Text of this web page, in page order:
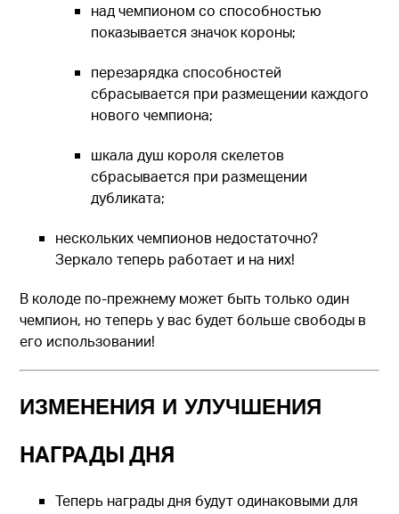
над чемпионом со способностью
показывается значок короны;
перезарядка способностей
сбрасывается при размещении каждого
нового чемпиона;
шкала душ короля скелетов
сбрасывается при размещении
дубликата;
нескольких чемпионов недостаточно?
Зеркало теперь работает и на них!
В колоде по-прежнему может быть только один
чемпион, но теперь у вас будет больше свободы в
его использовании!
ИЗМЕНЕНИЯ И УЛУЧШЕНИЯ
НАГРАДЫ ДНЯ
Теперь награды дня будут одинаковыми для